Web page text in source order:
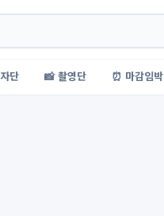
단 📸 촬영단 ⏰ 마감임박